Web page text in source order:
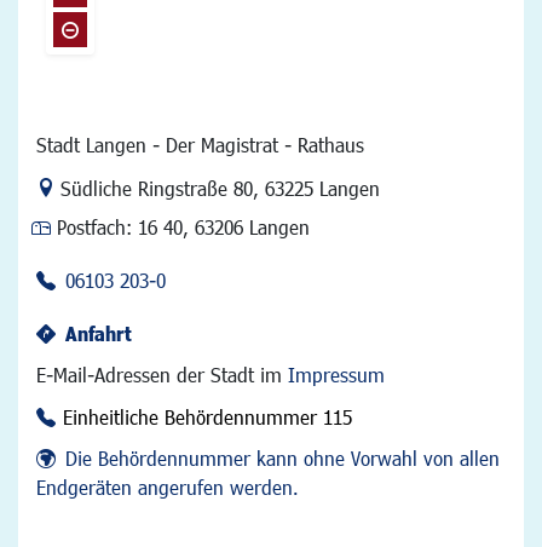
Stadt Langen - Der Magistrat - Rathaus
Link zur Google-Maps Navigation
Südliche Ringstraße 80, 63225 Langen
Postfach: 16 40, 63206 Langen
06103 203-0
Anfahrt
E-Mail-Adressen der Stadt im Impressum
Einheitliche Behördennummer 115
Die Behördennummer kann ohne Vorwahl von allen
Endgeräten angerufen werden.